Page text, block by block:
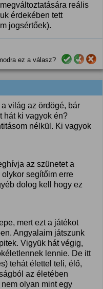
reális
érdekében tett
jogsértőek).
ez a válasz?
világ az ördögé, bár
hát ki vagyok én?
nélkül. Ki vagyok
az szünetet a
segítőim erre
dolog kell hogy ez
mert ezt a játékot
Angyalaim játszunk
Vigyük hát végig,
lennie. De itt
tehát élettel teli, élő,
az életében
olyan mint egy